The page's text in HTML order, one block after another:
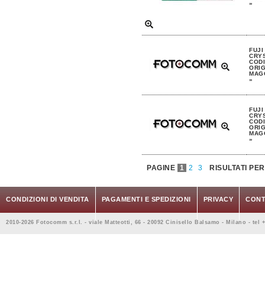
»
FUJI
»
FUJI
»
PAGINE 1 2 3 RISULTATI
CONDIZIONI DI VENDITA PAGAMENTI E SPEDIZIONI PRIVACY
2010-2026 Fotocomm s.r.l. - viale Matteotti, 66 - 20092 Cinisello Balsamo - Milano - tel